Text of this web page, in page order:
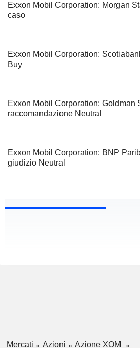
Exxon Mobil Corporation: Morgan
caso
Exxon Mobil Corporation:
Buy
Exxon Mobil Corporation: Goldman
raccomandazione Neutral
Exxon Mobil Corporation: BNP
giudizio Neutral
Mercati Azioni
Azione XOM